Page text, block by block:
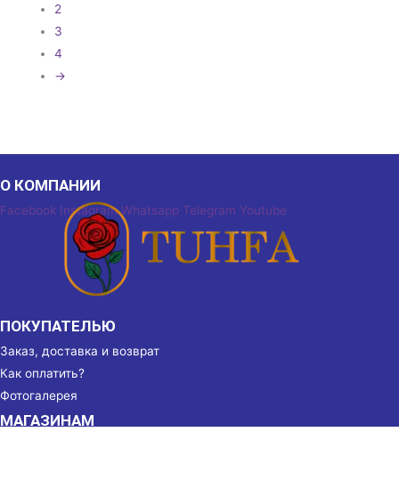
2
3
4
→
О КОМПАНИИ
Facebook Instagram Whatsapp Telegram Youtube
ПОКУПАТЕЛЬЮ
Заказ, доставка и возврат
Как оплатить?
Фотогалерея
МАГАЗИНАМ